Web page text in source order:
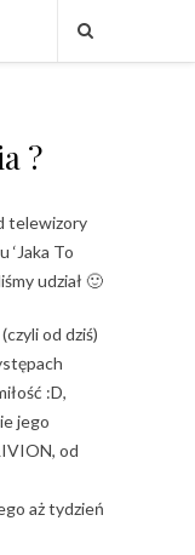
?
telewizory
‘Jaka To
udział 🙂
od dziś)
:D,
jego
od
aż tydzień